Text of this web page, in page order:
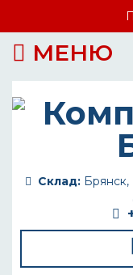
МЕНЮ
Склад:Брянск,